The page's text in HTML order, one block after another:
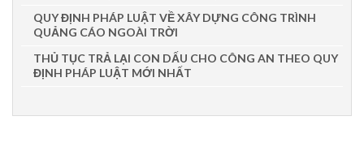
QUY ĐỊNH PHÁP LUẬT VỀ XÂY DỰNG CÔNG TRÌNH
QUẢNG CÁO NGOÀI TRỜI
THỦ TỤC TRẢ LẠI CON DẤU CHO CÔNG AN THEO QUY
ĐỊNH PHÁP LUẬT MỚI NHẤT